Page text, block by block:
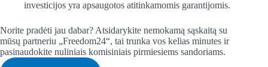
investicijos yra apsaugotos atitinkamomis garantijomis.
Norite pradėti jau dabar? Atsidarykite nemokamą sąskaitą su
mūsų partneriu „Freedom24“, tai trunka vos kelias minutes ir
pasinaudokite nuliniais komisiniais pirmiesiems sandoriams.